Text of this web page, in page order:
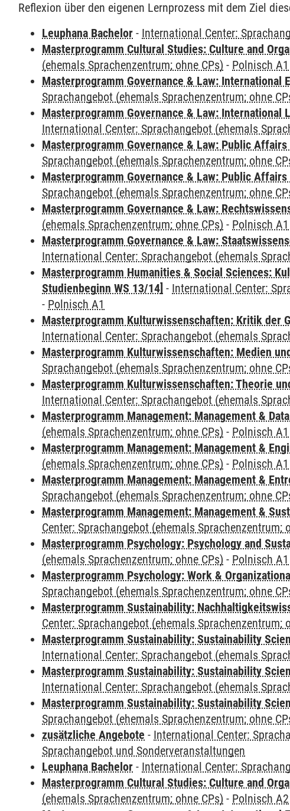
Reflexion über den eigenen Lernprozess mit dem Ziel
Leuphana Bachelor - International Center:
Masterprogramm Cultural Studies: Culture and
(ehemals Sprachenzentrum; ohne CPs) - Polnisch A1
Masterprogramm Governance & Law: International
Sprachangebot (ehemals Sprachenzentrum; ohne
Masterprogramm Governance & Law: International
International Center: Sprachangebot (ehemals
Masterprogramm Governance & Law: Public Affairs
Sprachangebot (ehemals Sprachenzentrum; ohne
Masterprogramm Governance & Law: Public Affairs
Sprachangebot (ehemals Sprachenzentrum; ohne
Masterprogramm Governance & Law:
(ehemals Sprachenzentrum; ohne CPs) - Polnisch A1
Masterprogramm Governance & Law:
International Center: Sprachangebot (ehemals
Masterprogramm Humanities & Social Sciences:
Studienbeginn WS 13/14] - International Center:
- Polnisch A1
Masterprogramm Kulturwissenschaften: Kritik der
International Center: Sprachangebot (ehemals
Masterprogramm Kulturwissenschaften: Medien
Sprachangebot (ehemals Sprachenzentrum; ohne
Masterprogramm Kulturwissenschaften: Theorie
International Center: Sprachangebot (ehemals
Masterprogramm Management: Management &
(ehemals Sprachenzentrum; ohne CPs) - Polnisch A1
Masterprogramm Management: Management &
(ehemals Sprachenzentrum; ohne CPs) - Polnisch A1
Masterprogramm Management: Management &
Sprachangebot (ehemals Sprachenzentrum; ohne
Masterprogramm Management: Management &
Center: Sprachangebot (ehemals Sprachenzentrum;
Masterprogramm Psychology: Psychology and
(ehemals Sprachenzentrum; ohne CPs) - Polnisch A1
Masterprogramm Psychology: Work &
Sprachangebot (ehemals Sprachenzentrum; ohne
Masterprogramm Sustainability:
Center: Sprachangebot (ehemals Sprachenzentrum;
Masterprogramm Sustainability: Sustainability
International Center: Sprachangebot (ehemals
Masterprogramm Sustainability: Sustainability
International Center: Sprachangebot (ehemals
Masterprogramm Sustainability: Sustainability
Sprachangebot (ehemals Sprachenzentrum; ohne
zusätzliche Angebote - International Center:
Sprachangebot und Sonderveranstaltungen
Leuphana Bachelor - International Center:
Masterprogramm Cultural Studies: Culture and
(ehemals Sprachenzentrum; ohne CPs) - Polnisch A2